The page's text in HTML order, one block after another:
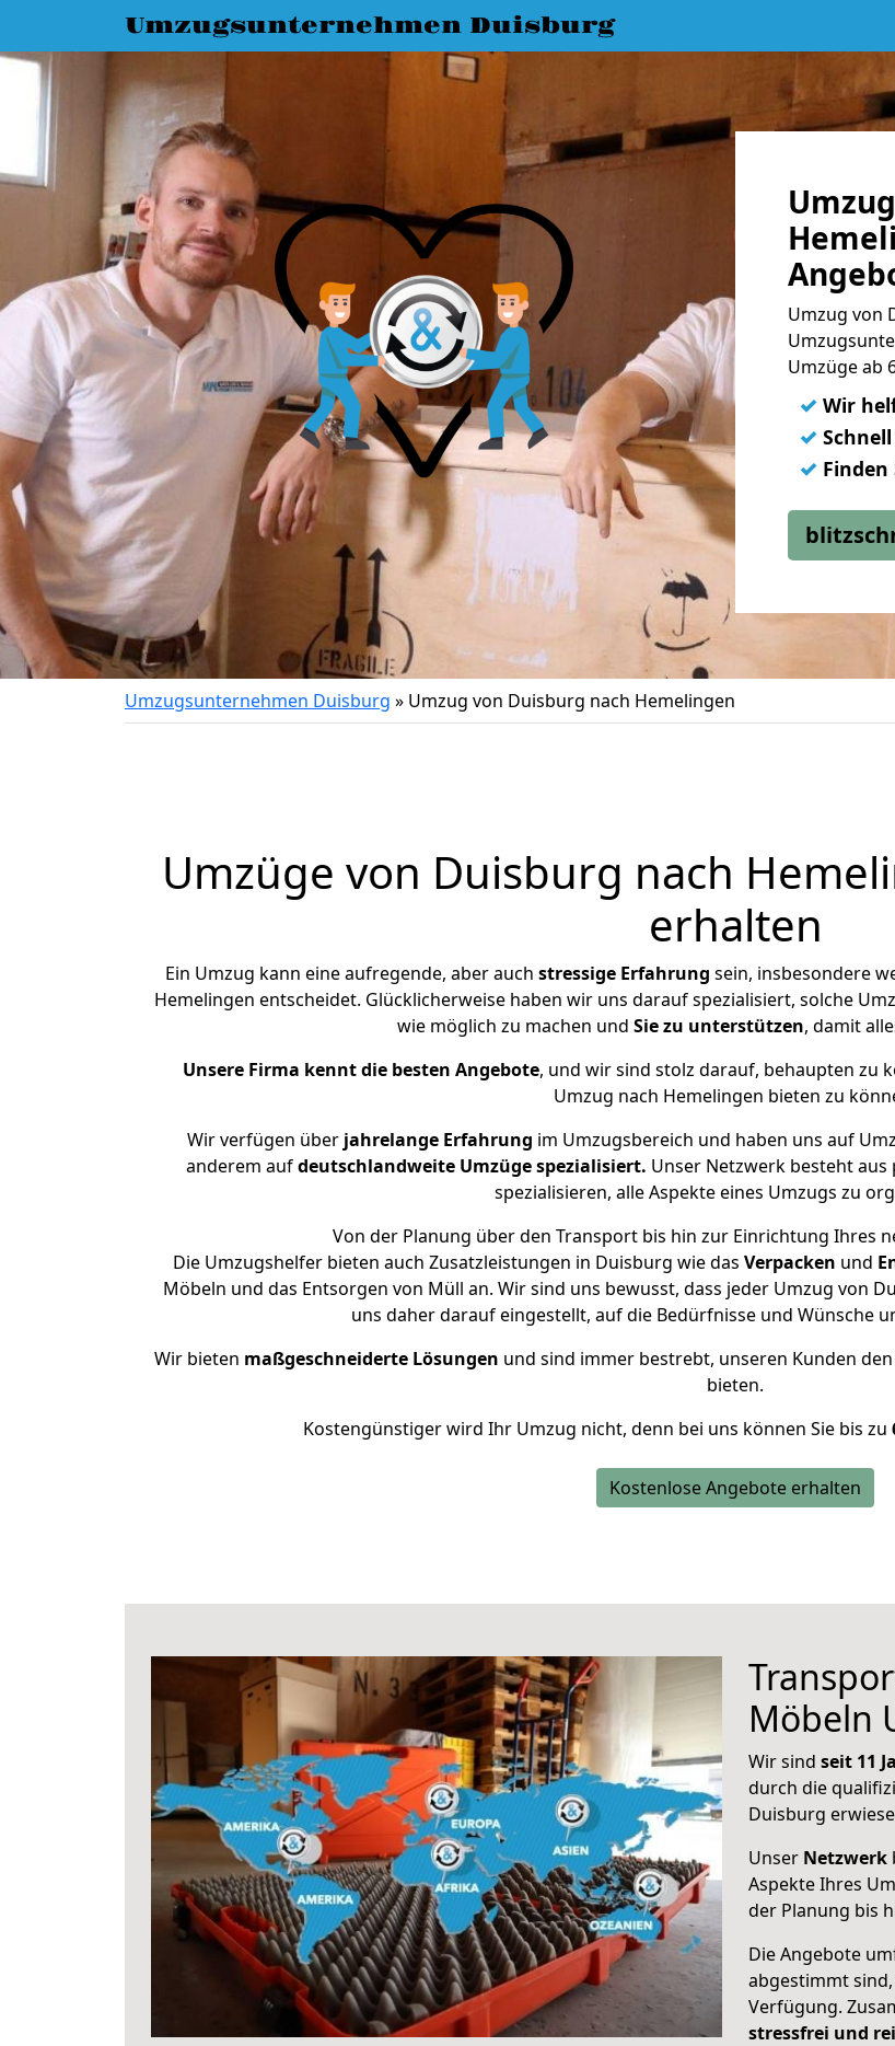
Umzugsunternehmen Duisburg
Umzug von
Umzüge ab
✓ Wir
✓
✓
Umzugsunternehmen Duisburg » Umzug von Duisburg nach Hemelingen
Umzüge von Duisburg nach
erhalten
Ein Umzug kann eine aufregende, aber auch stressige Erfahrung sein, insbesondere
Hemelingen entscheidet. Glücklicherweise haben wir uns darauf spezialisiert, solche
wie möglich zu machen und Sie zu unterstützen, damit
Unsere Firma kennt die besten Angebote, und wir sind stolz darauf, behaupten zu
Umzug nach Hemelingen bieten zu
Wir verfügen über jahrelange Erfahrung im Umzugsbereich und haben uns auf
anderem aufdeutschlandweite Umzüge spezialisiert. Unser Netzwerk besteht
spezialisieren, alle Aspekte eines Umzugs zu
Von der Planung über den Transport bis hin zur Einrichtung Ihres
Die Umzugshelfer bieten auch Zusatzleistungen in Duisburg wie das Verpacken und
Möbeln und das Entsorgen von Müll an. Wir sind uns bewusst, dass jeder Umzug von
uns daher darauf eingestellt, auf die Bedürfnisse und Wünsche
Wir bieten maßgeschneiderte Lösungen und sind immer bestrebt, unseren Kunden
bieten.
Kostengünstiger wird Ihr Umzug nicht, denn bei uns können Sie bis zu
Kostenlose Angebote erhalten
Möbeln
Wir sind seit 11
durch die
Duisburg
Unser Netzwerk
Aspekte Ihres
der Planung bis
Die Angebote
abgestimmt
Verfügung.
stressfrei und